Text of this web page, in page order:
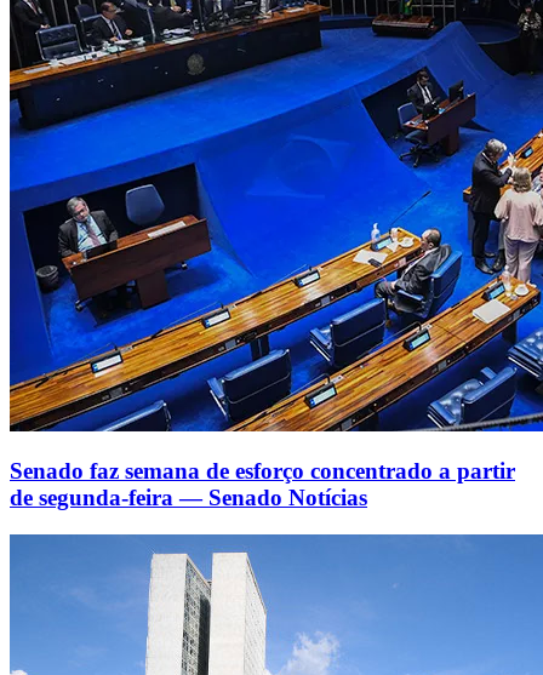
Senado faz semana de esforço concentrado a partir
de segunda-feira — Senado Notícias